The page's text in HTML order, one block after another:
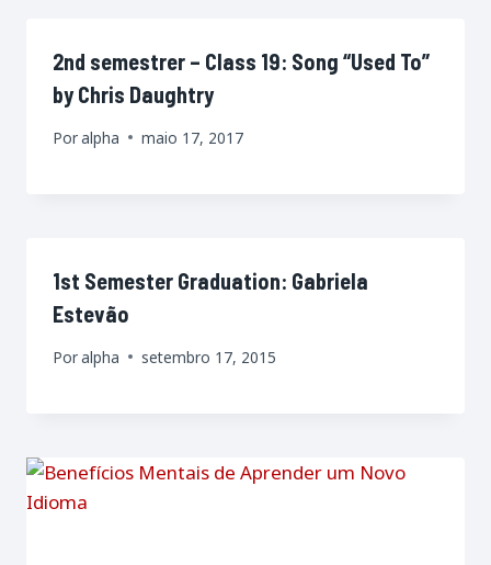
2nd semestrer – Class 19: Song “Used To”
by Chris Daughtry
Poralpha maio 17, 2017
1st Semester Graduation: Gabriela
Estevão
Poralpha setembro 17, 2015